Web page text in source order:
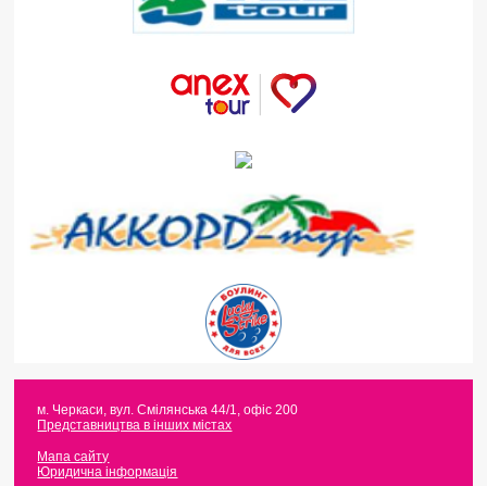
м. Черкаси,вул. Смілянська 44/1, офіс 200
Представництва в інших містах
Мапа сайту
Юридична інформація